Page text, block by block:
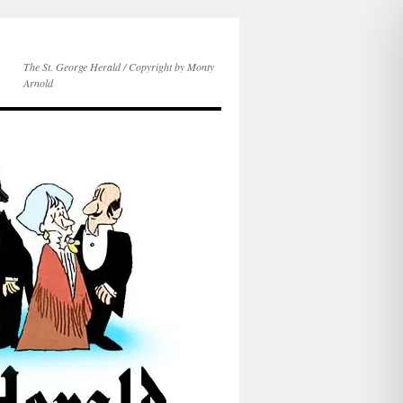
The St. George Herald / Copyright by Monty
Arnold